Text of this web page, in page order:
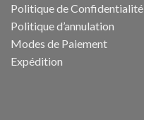
Politique de Confidentialité
Politique d’annulation
Modes de Paiement
Expédition